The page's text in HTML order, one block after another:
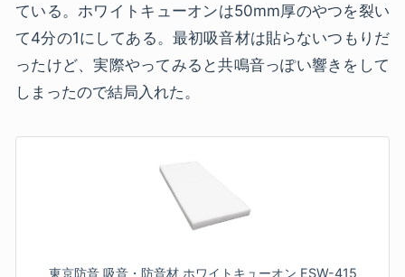
ている。ホワイトキューオンは50mm厚のやつを裂い
て4分の1にしてある。最初吸音材は貼らないつもりだ
ったけど、実際やってみると共鳴音っぽい響きをして
しまったので結局入れた。
東京防音 吸音・防音材 ホワイトキューオン ESW-415